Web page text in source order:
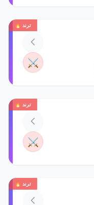
ترند 🔥
⚔️
ترند 🔥
⚔️
ترند 🔥